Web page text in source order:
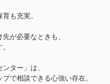
も充実。
が必要なときも、
ター」は、
で相談できる心強い存在。